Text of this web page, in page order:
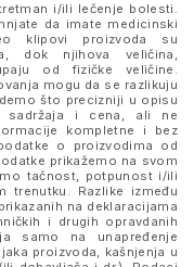
i/ili lečenje bolesti.
da imate medicinski
klipovi proizvoda su
dok njihova veličina,
od fizičke veličine.
mogu da se razlikuju
što precizniji u opisu
sadržaja i cena, ali ne
kompletne i bez
o proizvodima od
prikažemo na svom
tačnost, potpunost i/ili
trenutku. Razlike između
na deklaracijama
i drugih opravdanih
samo na unapređenje
proizvoda, kašnjenja u